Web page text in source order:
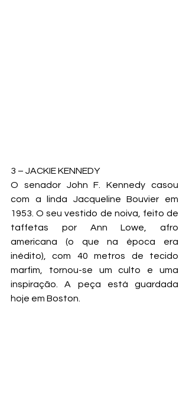
3 – JACKIE KENNEDY
O senador John F. Kennedy casou
com a linda Jacqueline Bouvier em
1953. O seu vestido de noiva, feito de
taffetas por Ann Lowe, afro
americana (o que na época era
inédito), com 40 metros de tecido
marfim, tornou-se um culto e uma
inspiração. A peça está guardada
hoje em Boston.